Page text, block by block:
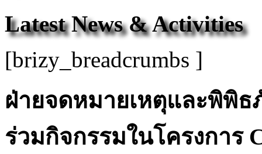
Latest News & Activities
[brizy_breadcrumbs ]
ฝ่ายจดหมายเหตุและพิพิ
ร่วมกิจกรรมในโครงการ